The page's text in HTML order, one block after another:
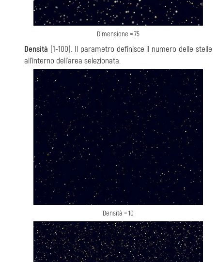
Dimensione = 75
Densità (1-100). Il parametro definisce il numero delle stelle
all'interno dell'area selezionata.
Densità = 10